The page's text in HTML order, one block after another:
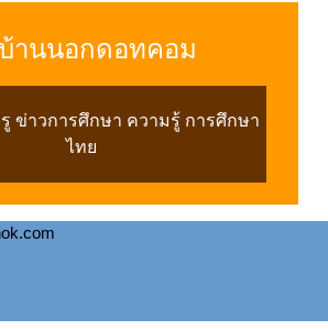
านนอกดอทคอม
รู ข่าวการศึกษา ความรู้ การศึกษา
ไทย